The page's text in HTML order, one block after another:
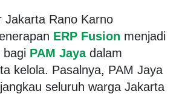
Jakarta Rano Karno
ERP Fusion menjadi
bagi PAM Jaya dalam
kelola. Pasalnya, PAM Jaya
seluruh warga Jakarta